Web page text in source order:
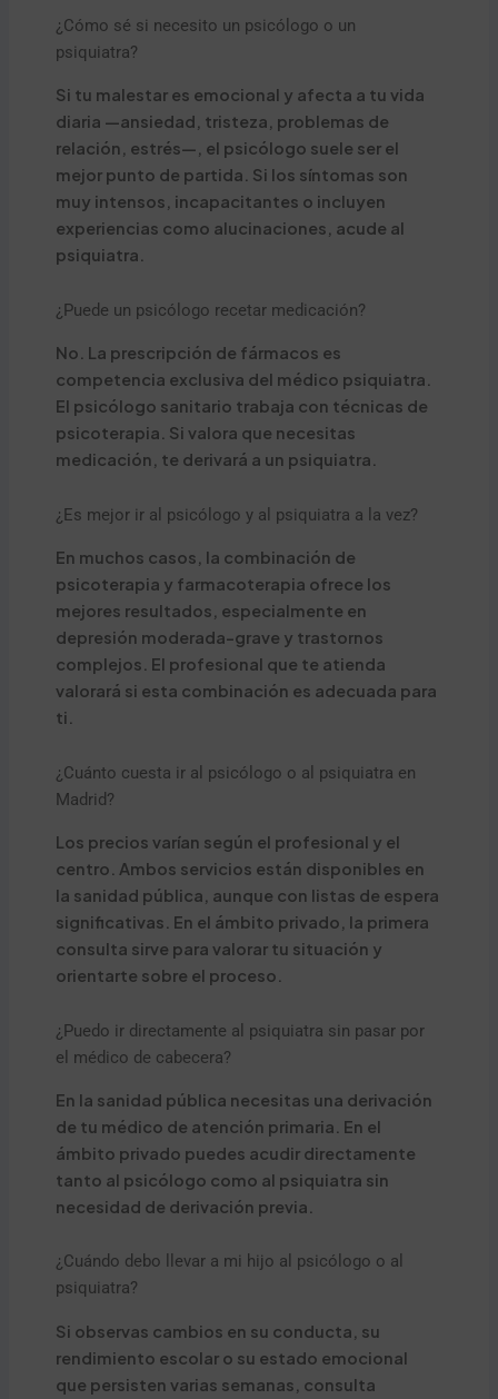
¿Cómo sé si necesito un psicólogo o un
psiquiatra?
Si tu malestar es emocional y afecta a tu vida
diaria —ansiedad, tristeza, problemas de
relación, estrés—, el psicólogo suele ser el
mejor punto de partida. Si los síntomas son
muy intensos, incapacitantes o incluyen
experiencias como alucinaciones, acude al
psiquiatra.
¿Puede un psicólogo recetar medicación?
No. La prescripción de fármacos es
competencia exclusiva del médico psiquiatra.
El psicólogo sanitario trabaja con técnicas de
psicoterapia. Si valora que necesitas
medicación, te derivará a un psiquiatra.
¿Es mejor ir al psicólogo y al psiquiatra a la vez?
En muchos casos, la combinación de
psicoterapia y farmacoterapia ofrece los
mejores resultados, especialmente en
depresión moderada-grave y trastornos
complejos. El profesional que te atienda
valorará si esta combinación es adecuada para
ti.
¿Cuánto cuesta ir al psicólogo o al psiquiatra en
Madrid?
Los precios varían según el profesional y el
centro. Ambos servicios están disponibles en
la sanidad pública, aunque con listas de espera
significativas. En el ámbito privado, la primera
consulta sirve para valorar tu situación y
orientarte sobre el proceso.
¿Puedo ir directamente al psiquiatra sin pasar por
el médico de cabecera?
En la sanidad pública necesitas una derivación
de tu médico de atención primaria. En el
ámbito privado puedes acudir directamente
tanto al psicólogo como al psiquiatra sin
necesidad de derivación previa.
¿Cuándo debo llevar a mi hijo al psicólogo o al
psiquiatra?
Si observas cambios en su conducta, su
rendimiento escolar o su estado emocional
que persisten varias semanas, consulta